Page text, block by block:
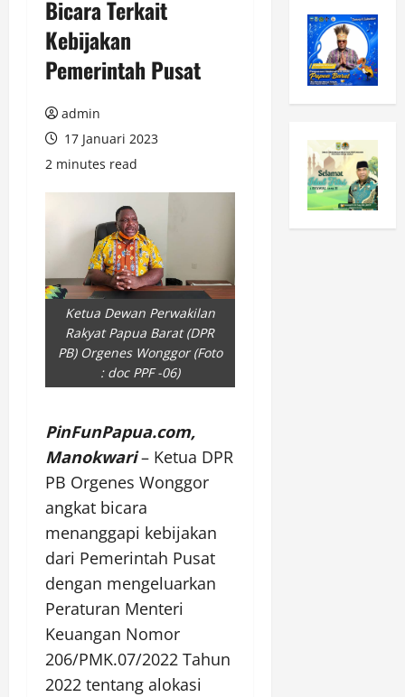
Bicara Terkait
Kebijakan
Pemerintah Pusat
admin
17 Januari 2023
2 minutes read
Ketua Dewan Perwakilan
Rakyat Papua Barat (DPR
PB) Orgenes Wonggor (Foto
: doc PPF -06)
PinFunPapua.com,
Manokwari– Ketua DPR
PB Orgenes Wonggor
angkat bicara
menanggapi kebijakan
dari Pemerintah Pusat
dengan mengeluarkan
Peraturan Menteri
Keuangan Nomor
206/PMK.07/2022 Tahun
2022 tentang alokasi